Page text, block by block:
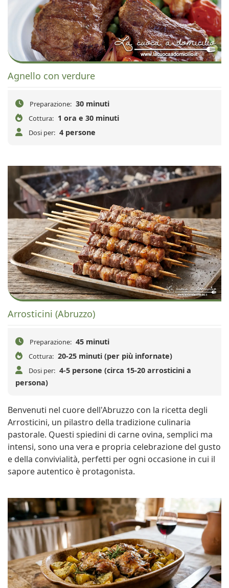
Agnello con verdure
Preparazione: 30 minuti
Cottura: 1 ora e 30 minuti
Dosi per: 4 persone
Arrosticini (Abruzzo)
Preparazione: 45 minuti
Cottura: 20-25 minuti (per più infornate)
Dosi per: 4-5 persone (circa 15-20 arrosticini a
persona)
Benvenuti nel cuore dell'Abruzzo con la ricetta degli
Arrosticini, un pilastro della tradizione culinaria
pastorale. Questi spiedini di carne ovina, semplici ma
intensi, sono una vera e propria celebrazione del gusto
e della convivialità, perfetti per ogni occasione in cui il
sapore autentico è protagonista.